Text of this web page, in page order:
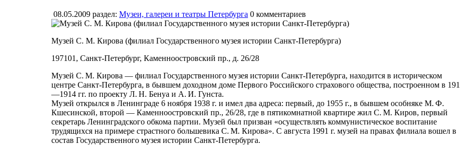
08.05.2009 раздел: Музеи, галереи и театры Петербурга 0 комментариев
Музей С. М. Кирова (филиал Государственного музея истории Санкт-Петербурга)
197101, Санкт-Петербург, Каменноостровский пр., д. 26/28
Музей С. М. Кирова — филиал Государственного музея истории Санкт-Петербурга, находится в историческом
центре Санкт-Петербурга, в бывшем доходном доме Первого Российского страхового общества, построенном в
—1914 гг. по проекту Л. Н. Бенуа и А. И. Гунста.
Музей открылся в Ленинграде 6 ноября 1938 г. и имел два адреса: первый, до 1955 г., в бывшем особняке М. Ф.
Кшесинской, второй — Каменноостровский пр., 26/28, где в пятикомнатной квартире жил С. М. Киров, первый
секретарь Ленинградского обкома партии. Музей был призван «осуществлять коммунистическое воспитание
трудящихся на примере страстного большевика С. М. Кирова». С августа 1991 г. музей на правах филиала вошел в
состав Государственного музея истории Санкт-Петербурга.